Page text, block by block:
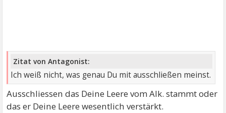
Zitat von Antagonist:
Ich weiß nicht, was genau Du mit ausschließen meinst.
Ausschliessen das Deine Leere vom Alk. stammt oder
das er Deine Leere wesentlich verstärkt.